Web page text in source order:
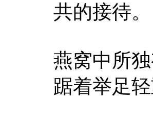
共的接待。
燕窝中所
踞着举足